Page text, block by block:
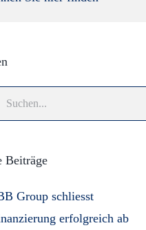
Beiträge
Group schliesst
erfolgreich ab